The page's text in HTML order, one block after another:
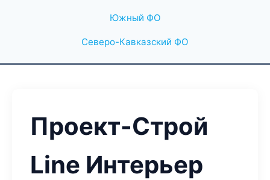
Южный ФО
Северо-Кавказский ФО
Проект-Строй
Line Интерьер